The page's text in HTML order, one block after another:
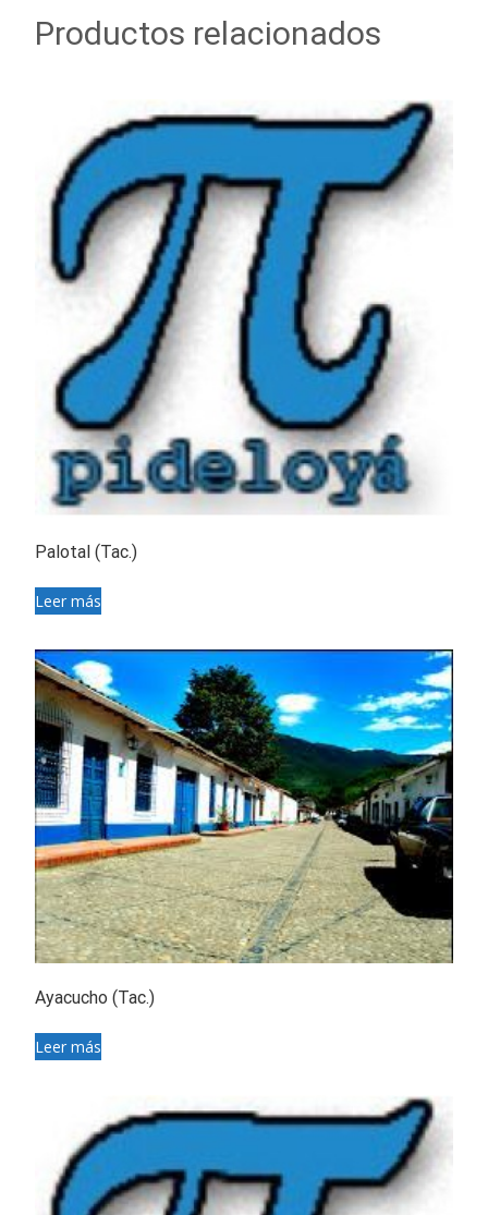
Productos relacionados
Palotal (Tac.)
Leer más
Ayacucho (Tac.)
Leer más